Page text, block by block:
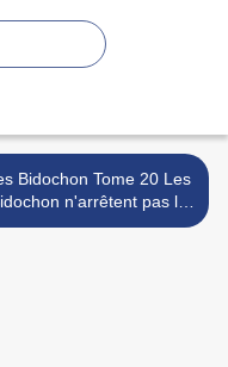
Bidochon Tome 20 Les
n'arrêtent pas le
progrès Christian Binet >